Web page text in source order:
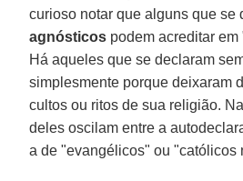
curioso notar que alguns que se
agnósticos podem acreditar
Há aqueles que se declaram
simplesmente porque deixaram
cultos ou ritos de sua religião.
deles oscilam entre a
a de "evangélicos" ou "católicos